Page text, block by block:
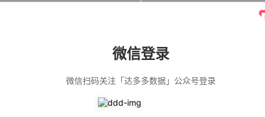
微信登录
微信扫码关注「达多多数据」公众号登录
【净浮生】油污
重油污去油王污